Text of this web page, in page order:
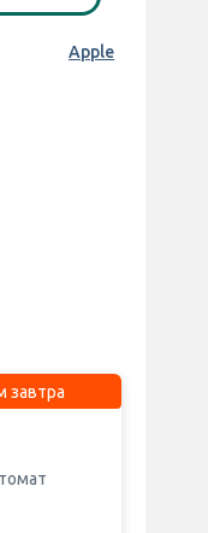
Apple
завтра